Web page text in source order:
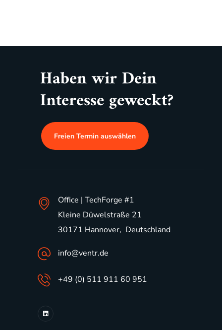
Haben wir Dein
Interesse geweckt?
Freien Termin auswählen
Office | TechForge #1
Kleine Düwelstraße 21
30171 Hannover, Deutschland
info@ventr.de
+49 (0) 511 911 60 951